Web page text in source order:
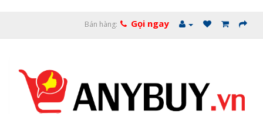
Bán hàng: Gọi ngay